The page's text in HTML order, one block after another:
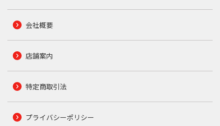
会社概要
店舗案内
特定商取引法
プライバシーポリシー